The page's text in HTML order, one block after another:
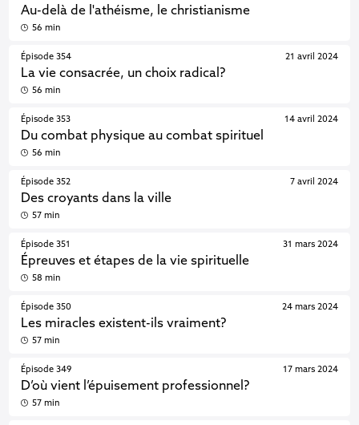
Au-delà de l'athéisme, le christianisme
56 min
Épisode 354
La vie consacrée, un choix radical?
21 avril 2024
56 min
Épisode 353
Du combat physique au combat spirituel
14 avril 2024
56 min
Épisode 352
Des croyants dans la ville
7 avril 2024
57 min
Épisode 351
Épreuves et étapes de la vie spirituelle
31 mars 2024
58 min
Épisode 350
Les miracles existent-ils vraiment?
24 mars 2024
57 min
Épisode 349
D’où vient l’épuisement professionnel?
17 mars 2024
57 min